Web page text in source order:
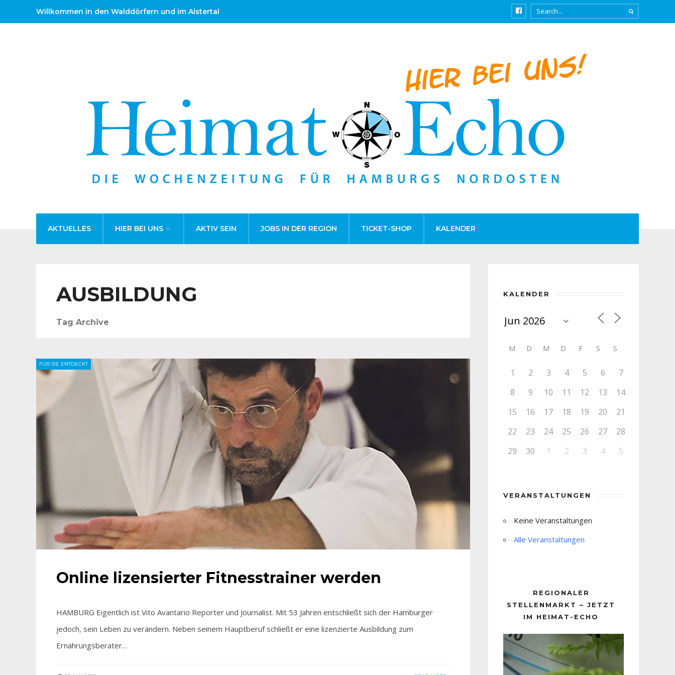
Willkommen in den Walddörfern und im Alstertal
AKTUELLES HIER BEI UNS AKTIV SEIN JOBS IN DER REGION TICKET-SHOP KALENDER
AUSBILDUNG
Tag Archive
FÜR SIE ENTDECKT
Online lizensierter Fitnesstrainer werden
HAMBURG Eigentlich ist Vito Avantario Reporter und Journalist. Mit 53 Jahren entschließt sich der Hamburger
jedoch, sein Leben zu verändern. Neben seinem Hauptberuf schließt er eine lizenzierte Ausbildung zum
Ernährungsberater…
KALENDER
M D M D F S S
1 2 3 4 5 6
7
8
9 10 11 12 13
14
15
16 17 18 19 20
21
22
23 24 25 26 27
28
29
30 1 2 3 4 5
VERANSTALTUNGEN
Keine Veranstaltungen
Alle Veranstaltungen
REGIONALER
STELLENMARKT – JETZT
IM HEIMAT-ECHO
Player